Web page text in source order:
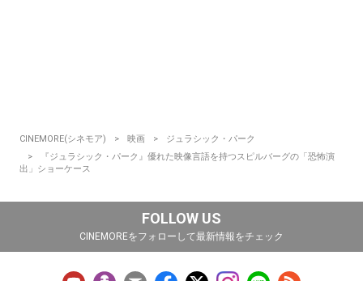
CINEMORE(シネモア) 映画
ジュラシック・パーク
『ジュラシック・パーク』優れた映像言語を持つスピルバーグの「恐怖演
出」ショーケース
FOLLOW US
CINEMOREをフォローして最新情報をチェック